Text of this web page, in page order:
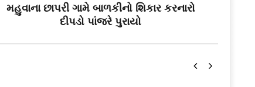
મહુવાના છાપરી ગામે બાળકીનો શિકાર કરનારો
દીપડો પાંજરે પુરાયો